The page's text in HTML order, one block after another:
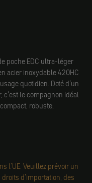
poche EDC ultra-léger
acier inoxydable 420HC
quotidien. Doté d'un
c'est le compagnon idéal
robuste,
l'UE. Veuillez prévoir un
d'importation, des